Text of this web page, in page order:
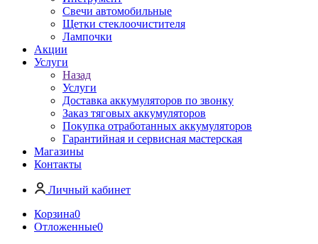
Свечи автомобильные
Щетки стеклоочистителя
Лампочки
Акции
Услуги
Назад
Услуги
Доставка аккумуляторов по звонку
Заказ тяговых аккумуляторов
Покупка отработанных аккумуляторов
Гарантийная и сервисная мастерская
Магазины
Контакты
Личный кабинет
Корзина0
Отложенные0